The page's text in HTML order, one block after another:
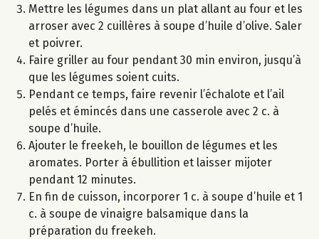
Mettre les légumes dans un plat allant au four et les
arroser avec 2 cuillères à soupe d’huile d’olive. Saler
et poivrer.
Faire griller au four pendant 30 min environ, jusqu’à
que les légumes soient cuits.
Pendant ce temps, faire revenir l’échalote et l’ail
pelés et émincés dans une casserole avec 2 c. à
soupe d’huile.
Ajouter le freekeh, le bouillon de légumes et les
aromates. Porter à ébullition et laisser mijoter
pendant 12 minutes.
En fin de cuisson, incorporer 1 c. à soupe d’huile et 1
c. à soupe de vinaigre balsamique dans la
préparation du freekeh.